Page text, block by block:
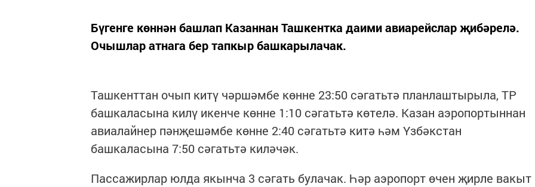
Бүгенге көннән башлап Казаннан Ташкентка даими авиарейслар җибәрелә.
Очышлар атнага бер тапкыр башкарылачак.
Ташкенттан очып китү чәршәмбе көнне 23:50 сәгатьтә планлаштырыла, ТР
башкаласына килү икенче көнне 1:10 сәгатьтә көтелә. Казан аэропортыннан
авиалайнер пәнҗешәмбе көнне 2:40 сәгатьтә китә һәм Үзбәкстан
башкаласына 7:50 сәгатьтә киләчәк.
Пассажирлар юлда якынча 3 сәгать булачак. Һәр аэропорт өчен җирле вакыт